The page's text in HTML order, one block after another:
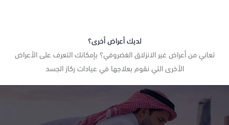
لديك أعراض أخرى؟
تعاني من أعراض غير الانزلاق الغضروفي؟ بإمكانك التعرف على الأعراض
الأخرى التي نقوم بعلاجها في عيادات ركاز الجسد